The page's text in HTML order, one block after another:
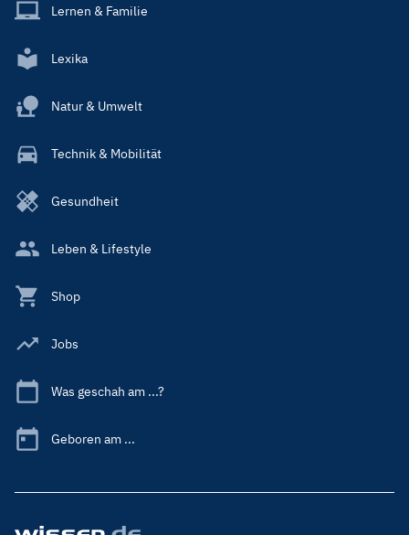
Lernen & Familie
Lexika
Natur & Umwelt
Technik & Mobilität
Gesundheit
Leben & Lifestyle
Shop
Jobs
Was geschah am ...?
Geboren am ...